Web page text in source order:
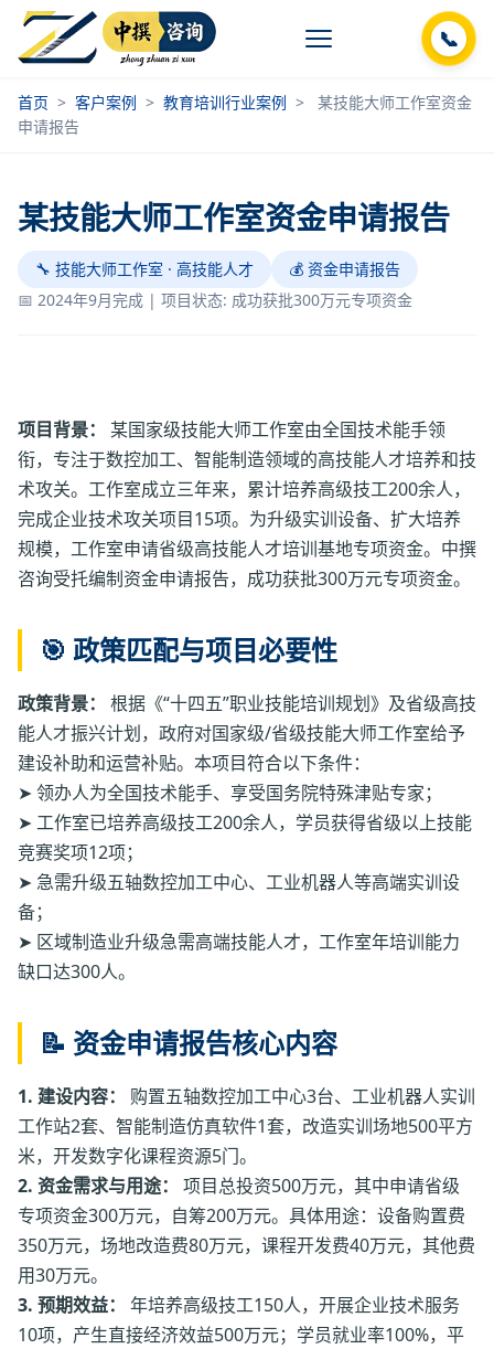
📞
首页 > 客户案例 > 教育培训行业案例 >
某技能大师工作室资金
申请报告
某技能大师工作室资金申请报告
🔧 技能大师工作室 · 高技能人才
💰 资金申请报告
📅 2024年9月完成 | 项目状态: 成功获批300万元专项资金
项目背景：某国家级技能大师工作室由全国技术能手领
衔，专注于数控加工、智能制造领域的高技能人才培养和技
术攻关。工作室成立三年来，累计培养高级技工200余人，
完成企业技术攻关项目15项。为升级实训设备、扩大培养
规模，工作室申请省级高技能人才培训基地专项资金。中撰
政策背景：根据《“十四五”职业技能培训规划》及省级高技
能人才振兴计划，政府对国家级/省级技能大师工作室给予
建设补助和运营补贴。本项目符合以下条件：
➤ 领办人为全国技术能手、享受国务院特殊津贴专家；
➤ 工作室已培养高级技工200余人，学员获得省级以上技能
竞赛奖项12项；
➤ 急需升级五轴数控加工中心、工业机器人等高端实训设
备；
➤ 区域制造业升级急需高端技能人才，工作室年培训能力
1. 建设内容：购置五轴数控加工中心3台、工业机器人实训
工作站2套、智能制造仿真软件1套，改造实训场地500平方
米，开发数字化课程资源5门。
2. 资金需求与用途：项目总投资500万元，其中申请省级
专项资金300万元，自筹200万元。具体用途：设备购置费
350万元，场地改造费80万元，课程开发费40万元，其他费
用30万元。
3. 预期效益：年培养高级技工150人，开展企业技术服务